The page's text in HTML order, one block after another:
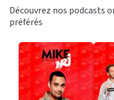
Découvrez nos podcasts
préférés